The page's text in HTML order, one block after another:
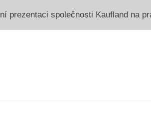
prezentaci společnosti Kaufland na